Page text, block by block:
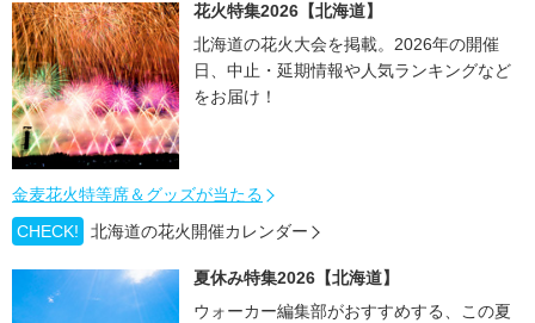
花火特集2026【北海道】
北海道の花火大会を掲載。2026年の開催
日、中止・延期情報や人気ランキングなど
をお届け！
金麦花火特等席＆グッズが当たる
CHECK!
北海道の花火開催カレンダー
夏休み特集2026【北海道】
ウォーカー編集部がおすすめする、この夏